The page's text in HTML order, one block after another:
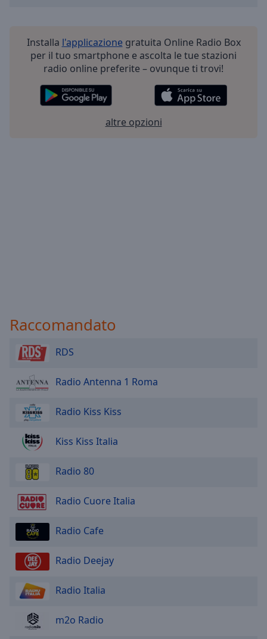
Installa l'applicazionegratuita Online Radio Box
per il tuo smartphone e ascolta le tue stazioni
radio online preferite – ovunque ti trovi!
altre opzioni
Raccomandato
RDS
Radio Antenna 1 Roma
Radio Kiss Kiss
Kiss Kiss Italia
Radio 80
Radio Cuore Italia
Radio Cafe
Radio Deejay
Radio Italia
m2o Radio